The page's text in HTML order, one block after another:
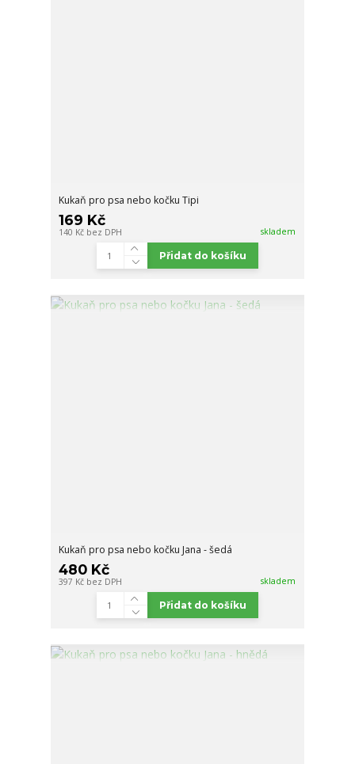
Kukaň pro psa nebo kočku Tipi
169 Kč
140 Kč bez DPH skladem
Přidat do košíku
Kukaň pro psa nebo kočku Jana - šedá
480 Kč
397 Kč bez DPH skladem
Přidat do košíku